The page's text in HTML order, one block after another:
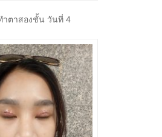
ำตาสองชั้น วันที่ 4